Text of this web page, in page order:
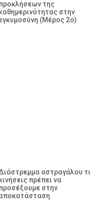
της
στην
(Μέρος 2ο)
αστραγάλου τι
πρέπει να
στην